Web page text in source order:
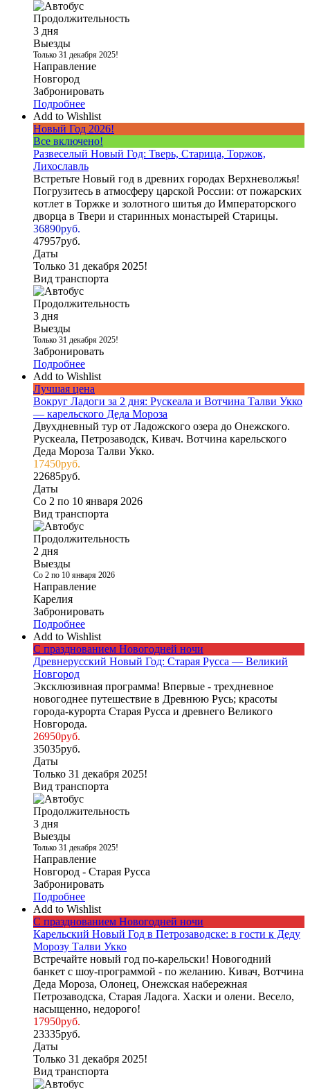
Продолжительность
3 дня
Выезды
Только 31 декабря 2025!
Направление
Новгород
Забронировать
Подробнее
Add to Wishlist
Новый Год 2026!
Все включено!
Развеселый Новый Год: Тверь, Старица, Торжок,
Лихославль
Встретьте Новый год в древних городах Верхневолжья!
Погрузитесь в атмосферу царской России: от пожарских
котлет в Торжке и золотного шитья до Императорского
дворца в Твери и старинных монастырей Старицы.
36890руб.
47957руб.
Даты
Только 31 декабря 2025!
Вид транспорта
Продолжительность
3 дня
Выезды
Только 31 декабря 2025!
Забронировать
Подробнее
Add to Wishlist
Лучшая цена
Вокруг Ладоги за 2 дня: Рускеала и Вотчина Талви Укко
— карельского Деда Мороза
Двухдневный тур от Ладожского озера до Онежского.
Рускеала, Петрозаводск, Кивач. Вотчина карельского
Деда Мороза Талви Укко.
17450руб.
22685руб.
Даты
Со 2 по 10 января 2026
Вид транспорта
Продолжительность
2 дня
Выезды
Со 2 по 10 января 2026
Направление
Карелия
Забронировать
Подробнее
Add to Wishlist
С празднованием Новогодней ночи
Древнерусский Новый Год: Старая Русса — Великий
Новгород
Эксклюзивная программа! Впервые - трехдневное
новогоднее путешествие в Древнюю Русь; красоты
города-курорта Старая Русса и древнего Великого
Новгорода.
26950руб.
35035руб.
Даты
Только 31 декабря 2025!
Вид транспорта
Продолжительность
3 дня
Выезды
Только 31 декабря 2025!
Направление
Новгород - Старая Русса
Забронировать
Подробнее
Add to Wishlist
С празднованием Новогодней ночи
Карельский Новый Год в Петрозаводске: в гости к Деду
Морозу Талви Укко
Встречайте новый год по-карельски! Новогодний
банкет с шоу-программой - по желанию. Кивач, Вотчина
Деда Мороза, Олонец, Онежская набережная
Петрозаводска, Старая Ладога. Хаски и олени. Весело,
насыщенно, недорого!
17950руб.
23335руб.
Даты
Только 31 декабря 2025!
Вид транспорта